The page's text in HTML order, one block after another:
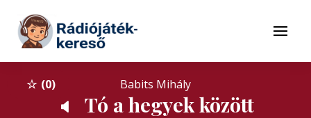
Tovább a tartalomhoz
Menü
0 Babits Mihály
🔈 Tó a hegyek között